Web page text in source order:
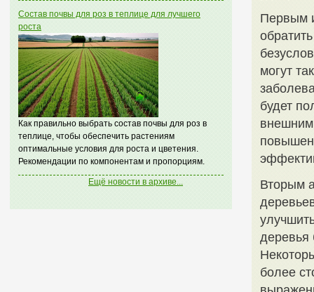
Состав почвы для роз в теплице для лучшего
роста
Как правильно выбрать состав почвы для роз в
теплице, чтобы обеспечить растениям
оптимальные условия для роста и цветения.
Рекомендации по компонентам и пропорциям.
Ещё новости в архиве...
Первым
могут
будет
Вторым
деревья
более